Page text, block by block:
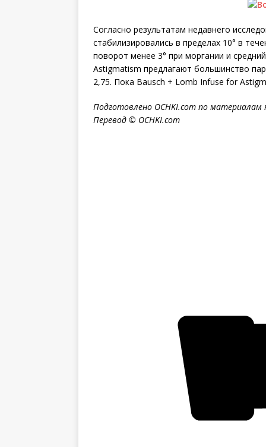
Согласно результатам недавнего
стабилизировались в пределах 10° в
поворот менее 3° при моргании и
Astigmatism предлагают большинство
2,75. Пока Bausch + Lomb Infuse for
Подготовлено OCHKI.com по материалам
Перевод © OCHKI.com